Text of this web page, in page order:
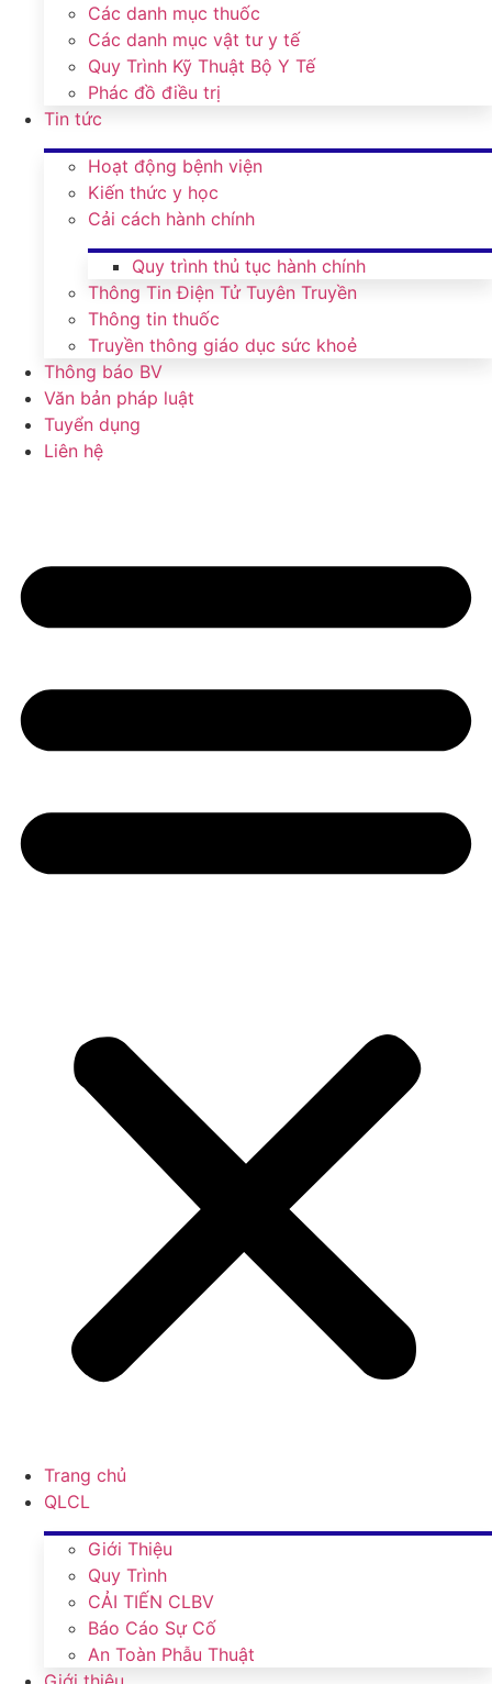
Các danh mục thuốc
Các danh mục vật tư y tế
Quy Trình Kỹ Thuật Bộ Y Tế
Phác đồ điều trị
Tin tức
Hoạt động bệnh viện
Kiến thức y học
Cải cách hành chính
Quy trình thủ tục hành chính
Thông Tin Điện Tử Tuyên Truyền
Thông tin thuốc
Truyền thông giáo dục sức khoẻ
Thông báo BV
Văn bản pháp luật
Tuyển dụng
Liên hệ
Trang chủ
QLCL
Giới Thiệu
Quy Trình
CẢI TIẾN CLBV
Báo Cáo Sự Cố
An Toàn Phẫu Thuật